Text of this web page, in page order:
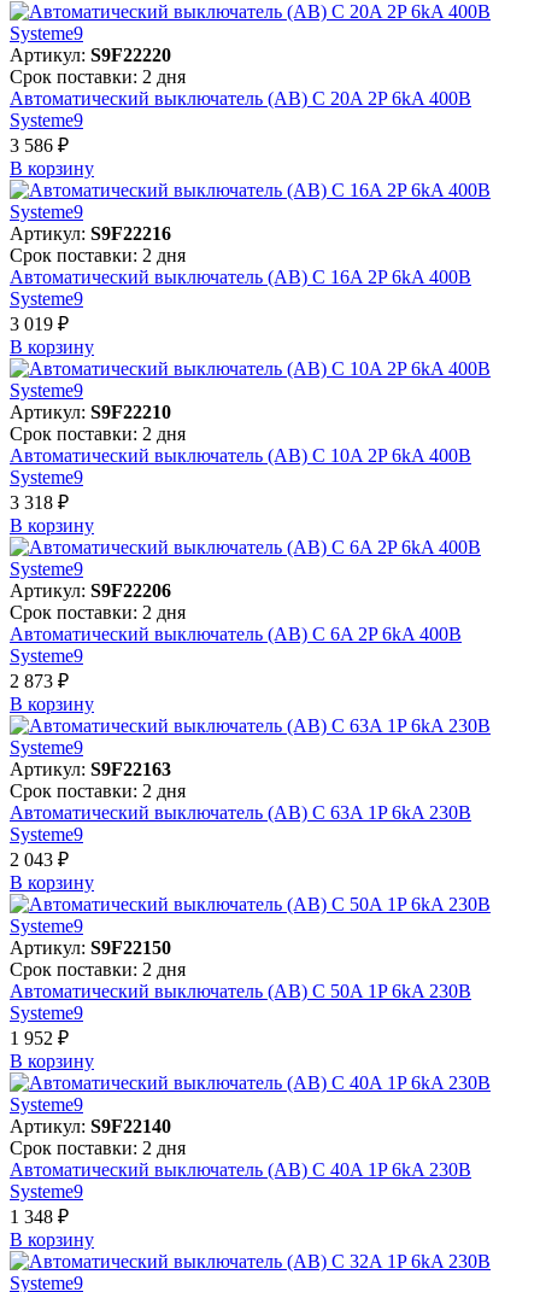
Артикул: S9F22220
Срок поставки: 2 дня
Автоматический выключатель (АВ) C 20A 2P 6kA 400В
Systeme9
3 586 ₽
В корзинy
Артикул: S9F22216
Срок поставки: 2 дня
Автоматический выключатель (АВ) C 16A 2P 6kA 400В
Systeme9
3 019 ₽
В корзинy
Артикул: S9F22210
Срок поставки: 2 дня
Автоматический выключатель (АВ) C 10A 2P 6kA 400В
Systeme9
3 318 ₽
В корзинy
Артикул: S9F22206
Срок поставки: 2 дня
Автоматический выключатель (АВ) C 6A 2P 6kA 400В
Systeme9
2 873 ₽
В корзинy
Артикул: S9F22163
Срок поставки: 2 дня
Автоматический выключатель (АВ) C 63A 1P 6kA 230В
Systeme9
2 043 ₽
В корзинy
Артикул: S9F22150
Срок поставки: 2 дня
Автоматический выключатель (АВ) C 50A 1P 6kA 230В
Systeme9
1 952 ₽
В корзинy
Артикул: S9F22140
Срок поставки: 2 дня
Автоматический выключатель (АВ) C 40A 1P 6kA 230В
Systeme9
1 348 ₽
В корзинy